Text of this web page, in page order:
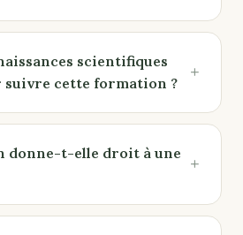
scientifiques
suivre cette formation ?
+
donne-t-elle droit à une +